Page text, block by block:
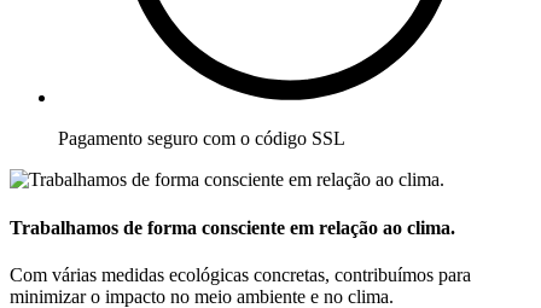
Pagamento seguro com o código SSL
Trabalhamos de forma consciente em relação ao clima.
Com várias medidas ecológicas concretas, contribuímos para
minimizar o impacto no meio ambiente e no clima.